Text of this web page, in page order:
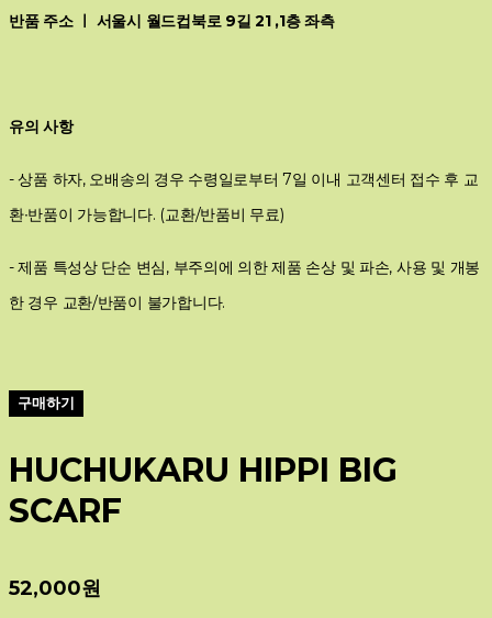
반품 주소 ㅣ 서울시 월드컵북로 9길 21 ,1층 좌측
유의 사항
- 상품 하자, 오배송의 경우 수령일로부터 7일 이내 고객센터 접수 후 교
환∙반품이 가능합니다. (교환/반품비 무료)
- 제품 특성상 단순 변심, 부주의에 의한 제품 손상 및 파손, 사용 및 개봉
한 경우 교환/반품이 불가합니다.
구매하기
HUCHUKARU HIPPI BIG
SCARF
52,000원